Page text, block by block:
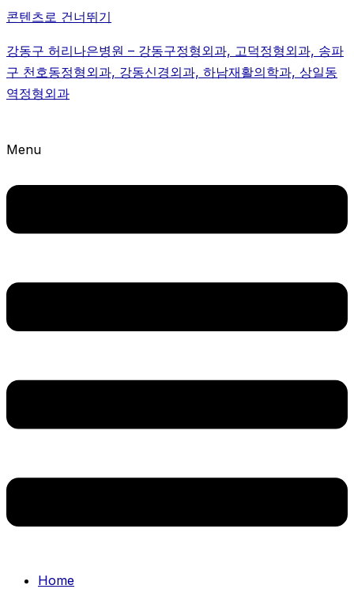
콘텐츠로 건너뛰기
강동구 허리나은병원 – 강동구정형외과, 고덕정형외과, 송파
구 천호동정형외과, 강동신경외과, 하남재활의학과, 상일동
역정형외과
Menu
Home